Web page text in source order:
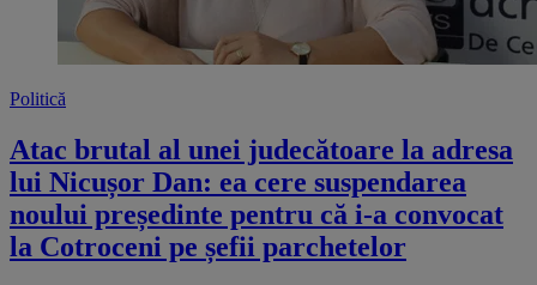
Politică
Atac brutal al unei judecătoare la adresa
lui Nicușor Dan: ea cere suspendarea
noului președinte pentru că i-a convocat
la Cotroceni pe șefii parchetelor